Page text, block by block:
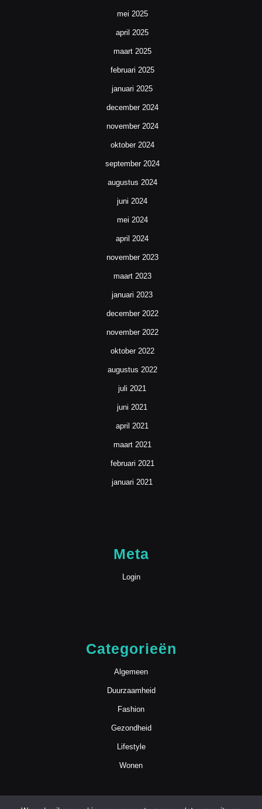
mei 2025
april 2025
maart 2025
februari 2025
januari 2025
december 2024
november 2024
oktober 2024
september 2024
augustus 2024
juni 2024
mei 2024
april 2024
november 2023
maart 2023
januari 2023
december 2022
november 2022
oktober 2022
augustus 2022
juli 2021
juni 2021
april 2021
maart 2021
februari 2021
januari 2021
Meta
Login
Categorieën
Algemeen
Duurzaamheid
Fashion
Gezondheid
Lifestyle
Wonen